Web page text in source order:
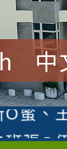
中
園市中
獲社
O蜜、
展 國
班張O